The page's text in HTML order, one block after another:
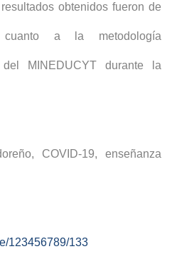
obtenidos fueron de
a la metodología
MINEDUCYT durante la
, COVID-19, enseñanza
123456789/133